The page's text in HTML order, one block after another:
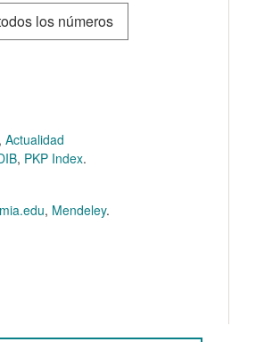
los números
, Actualidad
, PKP Index.
, Mendeley.